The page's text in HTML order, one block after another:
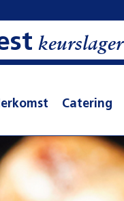
keurslager
Catering